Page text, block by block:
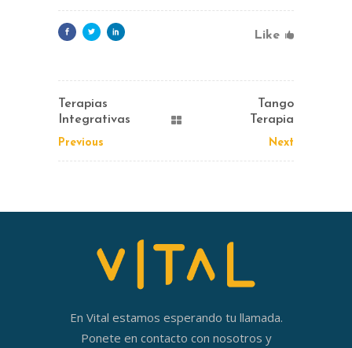
Like
Terapias
Integrativas
Previous
Tango
Terapia
Next
En Vital estamos esperando tu llamada.
Ponete en contacto con nosotros y